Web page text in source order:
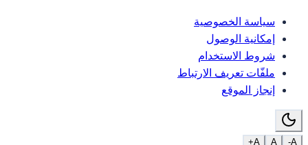
سياسة الخصوصية
إمكانية الوصول
شروط الاستخدام
ملفّات تعريف الارتباط
إنجاز الموقع
A-
A
A+